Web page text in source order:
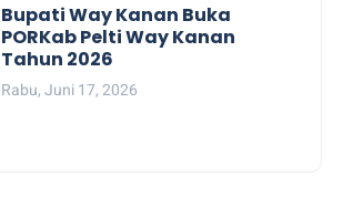
Bupati Way Kanan Buka
PORKab Pelti Way Kanan
Tahun 2026
Rabu, Juni 17, 2026